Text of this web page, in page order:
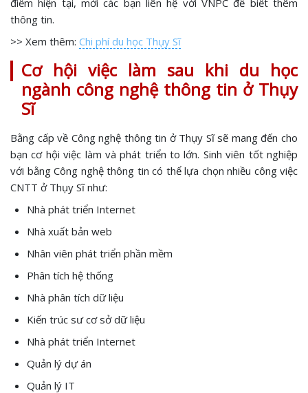
thông tin.
>> Xem thêm: Chi phí du học Thụy Sĩ
Cơ hội việc làm sau khi du học
ngành công nghệ thông tin ở Thụy
Sĩ
Bằng cấp về Công nghệ thông tin ở Thụy Sĩ sẽ mang đến cho
bạn cơ hội việc làm và phát triển to lớn. Sinh viên tốt nghiệp
với bằng Công nghệ thông tin có thể lựa chọn nhiều công việc
CNTT ở Thụy Sĩ như:
Nhà phát triển Internet
Nhà xuất bản web
Nhân viên phát triển phần mềm
Phân tích hệ thống
Nhà phân tích dữ liệu
Kiến trúc sư cơ sở dữ liệu
Nhà phát triển Internet
Quản lý dự án
Quản lý IT